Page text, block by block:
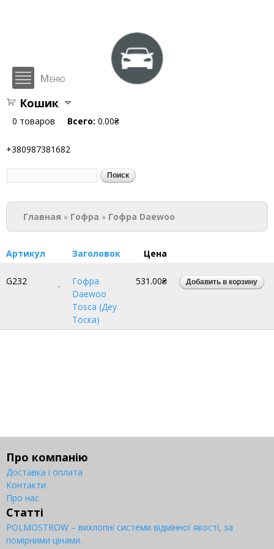
содержанию
hlop.com.ua
Меню
Кошик
0 товаров Всего: 0.00₴
+380987381682
Форма поиска
Вы здесь
Главная » Гофра » Гофра Daewoo
Артикул Заголовок Цена
G232
Гофра
Daewoo
Tosca (Деу
Тоска)
531.00₴
Про компанію
Доставка і оплата
Контакти
Про нас
Статті
POLMOSTROW – вихлопні системи відмінної якості, за
помірними цінами.